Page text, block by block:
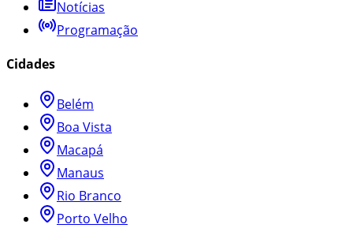
Notícias
Programação
Cidades
Belém
Boa Vista
Macapá
Manaus
Rio Branco
Porto Velho